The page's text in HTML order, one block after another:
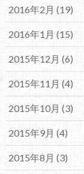
2016年2月 (19)
2016年1月 (15)
2015年12月 (6)
2015年11月 (4)
2015年10月 (3)
2015年9月 (4)
2015年8月 (3)